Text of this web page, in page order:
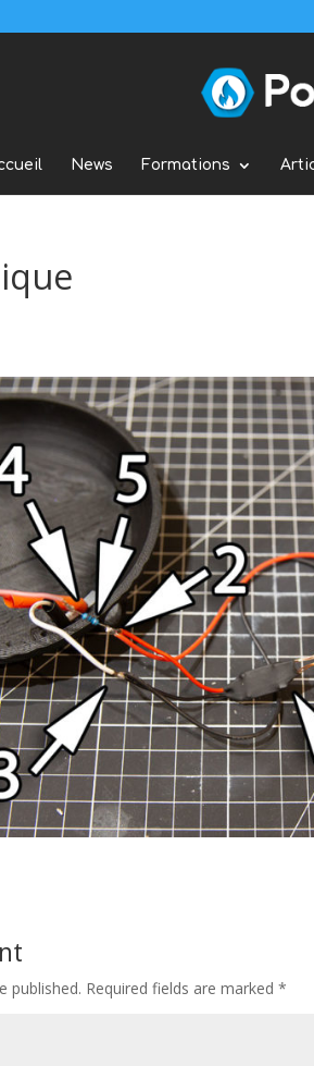
News Formations
published. Required fields are marked*